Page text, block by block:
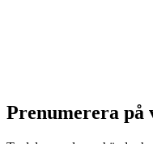
Prenumerera på